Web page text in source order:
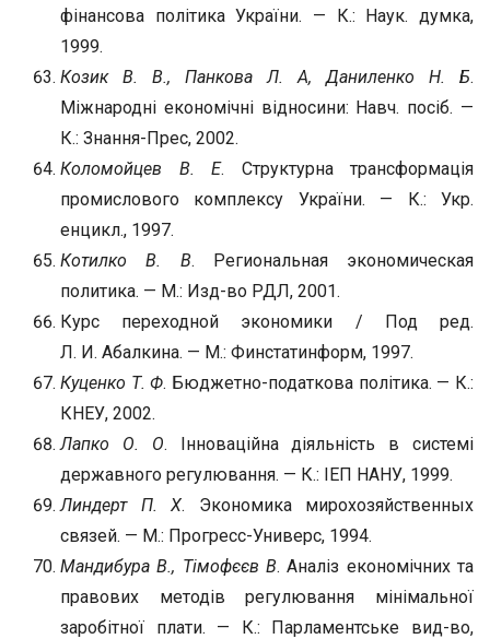
фінансова політика України. — К.: Наук. думка,
1999.
Козик В. В., Панкова Л. А, Даниленко Н. Б.
Міжнародні економічні відносини: Навч. посіб. —
К.: Знання-Прес, 2002.
Коломойцев В. Е. Структурна трансформація
промислового комплексу України. — К.: Укр.
енцикл., 1997.
Котилко В. В. Региональная экономическая
политика. — М.: Изд-во РДЛ, 2001.
Курс переходной экономики / Под ред.
Л. И. Абалкина. — М.: Финстатинформ, 1997.
Куценко Т. Ф. Бюджетно-податкова політика. — К.:
КНЕУ, 2002.
Лапко О. О. Інноваційна діяльність в системі
державного регулювання. — К.: ІЕП НАНУ, 1999.
Линдерт П. Х. Экономика мирохозяйственных
связей. — М.: Прогресс-Универс, 1994.
Мандибура В., Тімофєєв В. Аналіз економічних та
правових методів регулювання мінімальної
заробітної плати. — К.: Парламентське вид-во,